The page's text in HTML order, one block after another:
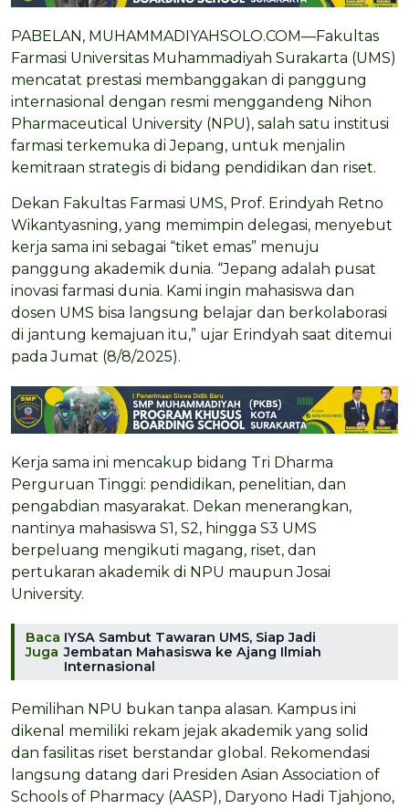
PABELAN, MUHAMMADIYAHSOLO.COM—Fakultas
Farmasi Universitas Muhammadiyah Surakarta (UMS)
mencatat prestasi membanggakan di panggung
internasional dengan resmi menggandeng Nihon
Pharmaceutical University (NPU), salah satu institusi
farmasi terkemuka di Jepang, untuk menjalin
kemitraan strategis di bidang pendidikan dan riset.
Dekan Fakultas Farmasi UMS, Prof. Erindyah Retno
Wikantyasning, yang memimpin delegasi, menyebut
kerja sama ini sebagai “tiket emas” menuju
panggung akademik dunia. “Jepang adalah pusat
inovasi farmasi dunia. Kami ingin mahasiswa dan
dosen UMS bisa langsung belajar dan berkolaborasi
di jantung kemajuan itu,” ujar Erindyah saat ditemui
pada Jumat (8/8/2025).
Kerja sama ini mencakup bidang Tri Dharma
Perguruan Tinggi: pendidikan, penelitian, dan
pengabdian masyarakat. Dekan menerangkan,
nantinya mahasiswa S1, S2, hingga S3 UMS
berpeluang mengikuti magang, riset, dan
pertukaran akademik di NPU maupun Josai
University.
Baca
Juga
IYSA Sambut Tawaran UMS, Siap Jadi
Jembatan Mahasiswa ke Ajang Ilmiah
Internasional
Pemilihan NPU bukan tanpa alasan. Kampus ini
dikenal memiliki rekam jejak akademik yang solid
dan fasilitas riset berstandar global. Rekomendasi
langsung datang dari Presiden Asian Association of
Schools of Pharmacy (AASP), Daryono Hadi Tjahjono,